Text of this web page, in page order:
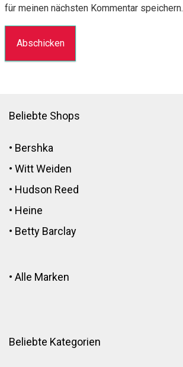
für meinen nächsten Kommentar speichern.
Beliebte Shops
• Bershka
• Witt Weiden
• Hudson Reed
• Heine
• Betty Barclay
• Alle Marken
Beliebte Kategorien